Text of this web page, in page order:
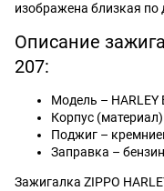
изображена близкая по
Описание
207:
Модель – HARLEY
Корпус
Поджиг –
Заправка – бензин
Зажигалка ZIPPO